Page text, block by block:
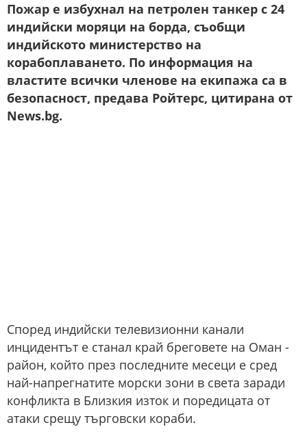
Пожар е избухнал на петролен танкер с 24
индийски моряци на борда, съобщи
индийското министерство на
корабоплаването. По информация на
властите всички членове на екипажа са в
безопасност, предава Ройтерс, цитирана от
News.bg.
Според индийски телевизионни канали
инцидентът е станал край бреговете на Оман -
район, който през последните месеци е сред
най-напрегнатите морски зони в света заради
конфликта в Близкия изток и поредицата от
атаки срещу търговски кораби.